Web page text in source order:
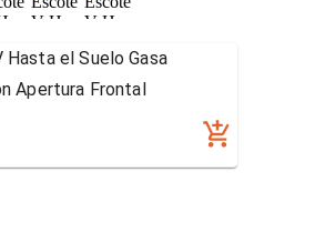
el Suelo Gasa
Apertura Frontal